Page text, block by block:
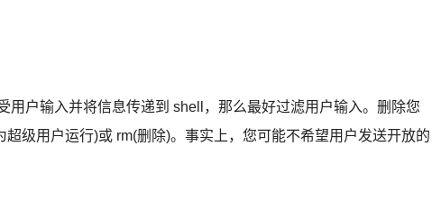
户输入并将信息传递到 shell，那么最好过滤用户输入。删除您
级用户运行)或 rm(删除)。事实上，您可能不希望用户发送开放的